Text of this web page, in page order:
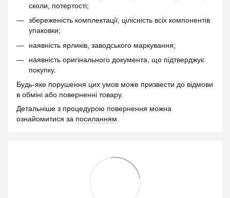
сколи, потертості;
збереженість комплектації, цілісність всіх компонентів
упаковки;
наявність ярликів, заводського маркування;
наявність оригінального документа, що підтверджує
покупку.
Будь-яке порушення цих умов може призвести до відмови
в обміні або поверненні товару.
Детальніше з процедурою повернення можна
ознайомитися за посиланням.